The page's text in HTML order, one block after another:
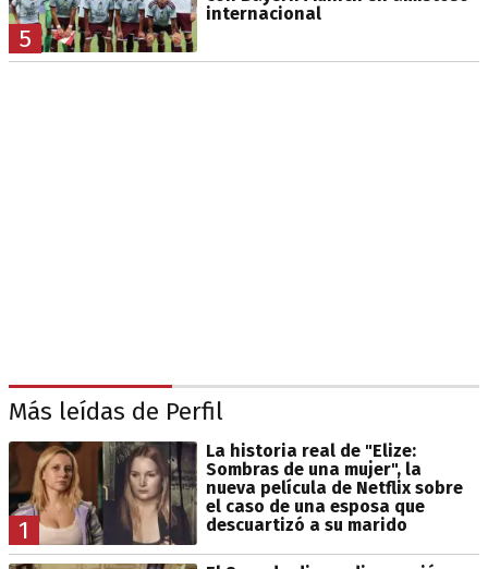
5
internacional
Más leídas de Perfil
1
La historia real de "Elize:
Sombras de una mujer", la
nueva película de Netflix sobre
el caso de una esposa que
descuartizó a su marido